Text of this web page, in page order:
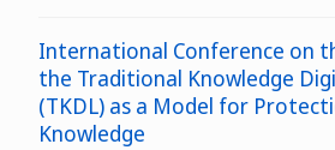
International Conference on
the Traditional Knowledge
(TKDL) as a Model for
Knowledge